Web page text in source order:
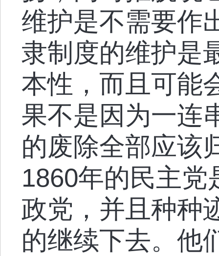
维护是不需要作
隶制度的维护是
本性，而且可能
果不是因为一连
的废除全部应该
1860年的民主
政党，并且种种
的继续下去。他